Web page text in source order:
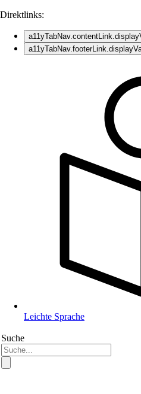
Direktlinks:
Leichte Sprache
Suche